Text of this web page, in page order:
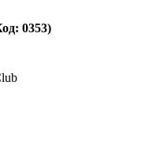
0353)